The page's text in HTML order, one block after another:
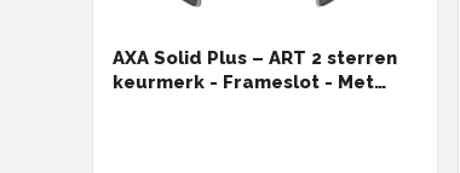
AXA Solid Plus – ART 2 sterren
keurmerk - Frameslot - Met